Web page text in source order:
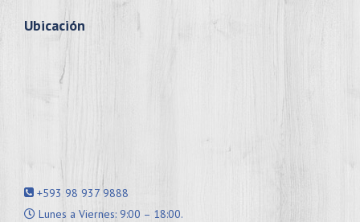
Ubicación
+593 98 937 9888
Lunes a Viernes: 9:00 – 18:00.